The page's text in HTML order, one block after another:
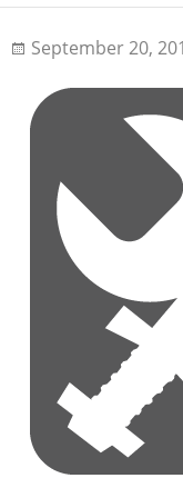
September 20,